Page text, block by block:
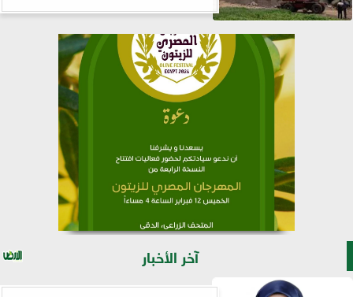
آخر الأخبار